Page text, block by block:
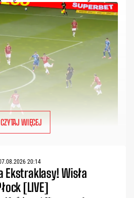
CZYTAJ WIĘCEJ
20:14
Ekstraklasy! Wisła
[LIVE]